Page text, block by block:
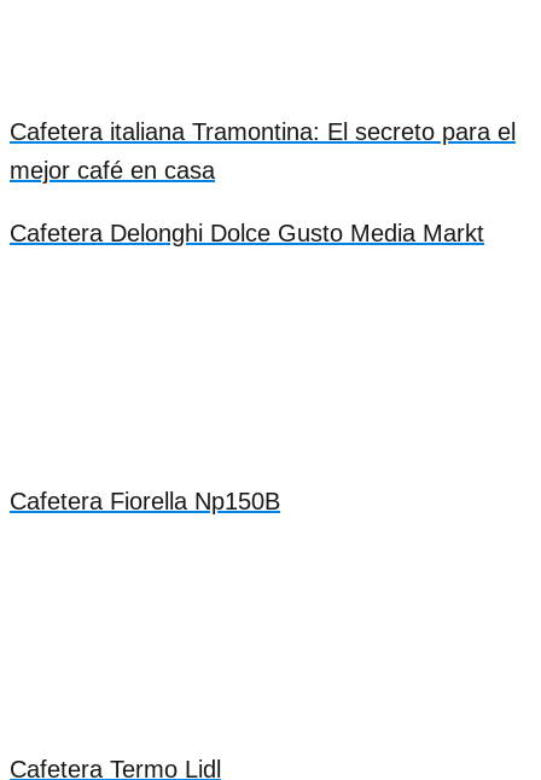
Cafetera italiana Tramontina: El secreto para el
mejor café en casa
Cafetera Delonghi Dolce Gusto Media Markt
Cafetera Fiorella Np150B
Cafetera Termo Lidl